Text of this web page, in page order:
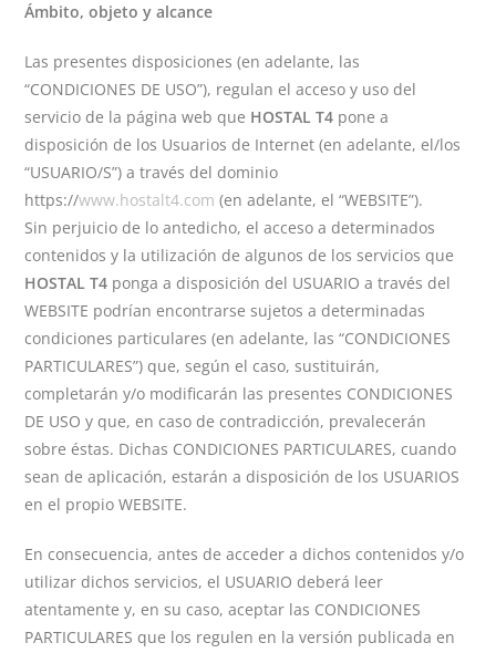
Ámbito, objeto y alcance
Las presentes disposiciones (en adelante, las
“CONDICIONES DE USO”), regulan el acceso y uso del
servicio de la página web que HOSTAL T4 pone a
disposición de los Usuarios de Internet (en adelante, el/los
“USUARIO/S”) a través del dominio
https://www.hostalt4.com (en adelante, el “WEBSITE”).
Sin perjuicio de lo antedicho, el acceso a determinados
contenidos y la utilización de algunos de los servicios que
HOSTAL T4 ponga a disposición del USUARIO a través del
WEBSITE podrían encontrarse sujetos a determinadas
condiciones particulares (en adelante, las “CONDICIONES
PARTICULARES”) que, según el caso, sustituirán,
completarán y/o modificarán las presentes CONDICIONES
DE USO y que, en caso de contradicción, prevalecerán
sobre éstas. Dichas CONDICIONES PARTICULARES, cuando
sean de aplicación, estarán a disposición de los USUARIOS
en el propio WEBSITE.
En consecuencia, antes de acceder a dichos contenidos y/o
utilizar dichos servicios, el USUARIO deberá leer
atentamente y, en su caso, aceptar las CONDICIONES
PARTICULARES que los regulen en la versión publicada en